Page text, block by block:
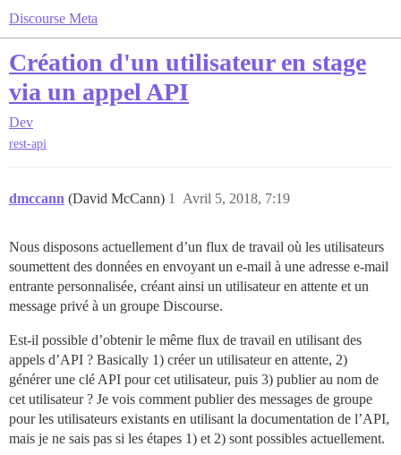
Discourse Meta
Création d'un utilisateur en stage
via un appel API
Dev
rest-api
dmccann (David McCann) Avril 5, 2018, 7:19
1
Nous disposons actuellement d’un flux de travail où les utilisateurs
soumettent des données en envoyant un e-mail à une adresse e-mail
entrante personnalisée, créant ainsi un utilisateur en attente et un
message privé à un groupe Discourse.
Est-il possible d’obtenir le même flux de travail en utilisant des
appels d’API ? Basically 1) créer un utilisateur en attente, 2)
générer une clé API pour cet utilisateur, puis 3) publier au nom de
cet utilisateur ? Je vois comment publier des messages de groupe
pour les utilisateurs existants en utilisant la documentation de l’API,
mais je ne sais pas si les étapes 1) et 2) sont possibles actuellement.